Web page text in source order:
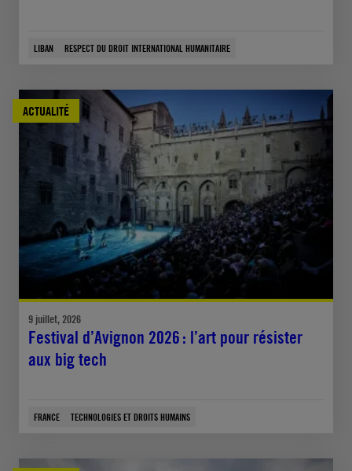
LIBAN RESPECT DU DROIT INTERNATIONAL HUMANITAIRE
ACTUALITÉ
9 juillet, 2026
Festival d’Avignon 2026 : l’art pour résister
aux big tech
FRANCE TECHNOLOGIES ET DROITS HUMAINS